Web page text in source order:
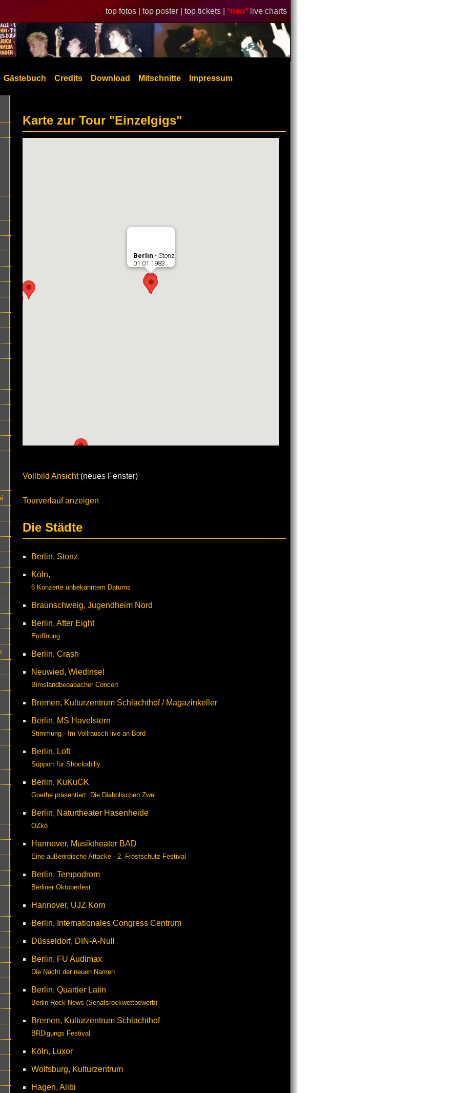
top fotos | top poster | top tickets | *neu* live charts
Gästebuch Credits Download Mitschnitte Impressum
Karte zur Tour "Einzelgigs"
Berlin - Stonz
01.01.1983
Vollbild Ansicht(neues Fenster)
Tourverlauf anzeigen
Die Städte
Berlin, Stonz
Köln,
6 Konzerte unbekanntem Datums
Braunschweig, Jugendheim Nord
Berlin, After Eight
Eröffnung
Berlin, Crash
Neuwied, Wiedinsel
Bimslandbeoabacher Concert
Bremen, Kulturzentrum Schlachthof / Magazinkeller
Berlin, MS Havelstern
Stimmung - Im Vollrausch live an Bord
Berlin, Loft
Support für Shockabilly
Berlin, KuKuCK
Goethe präsentiert: Die Diabolischen Zwei
Berlin, Naturtheater Hasenheide
OZkó
Hannover, Musiktheater BAD
Eine außerirdische Attacke - 2. Frostschutz-Festival
Berlin, Tempodrom
Berliner Oktoberfest
Hannover, UJZ Korn
Berlin, Internationales Congress Centrum
Düsseldorf, DIN-A-Null
Berlin, FU Audimax
Die Nacht der neuen Namen
Berlin, Quartier Latin
Berlin Rock News (Senatsrockwettbewerb)
Bremen, Kulturzentrum Schlachthof
BRDigungs Festival
Köln, Luxor
Wolfsburg, Kulturzentrum
Hagen, Alibi